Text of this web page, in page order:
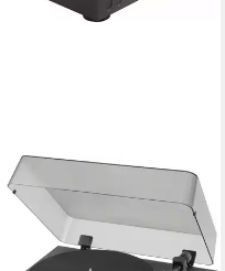
JBL
Spinner Bluetooth Turntable
Plattenspieler (Riemenantrieb,
Bluetooth, Bluetooth 5.2 mit